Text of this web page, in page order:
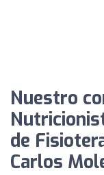
Nuestro
de
Carlos